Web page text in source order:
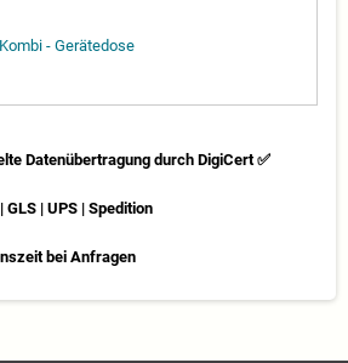
- Gerätedose
Datenübertragung durch DigiCert ✅
GLS | UPS | Spedition
bei Anfragen